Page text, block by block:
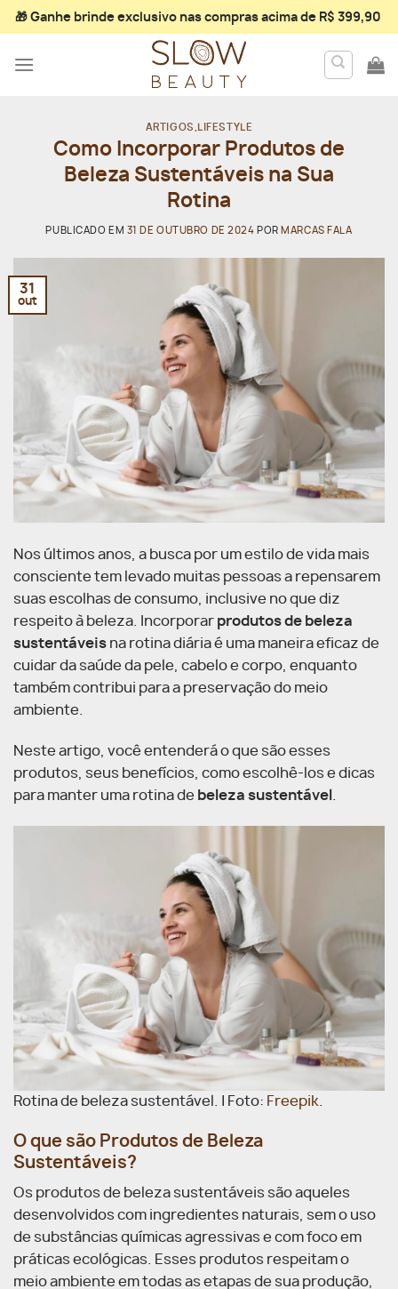
Skip
to
🎁 Ganhe brinde exclusivonas compras acima de R$ 399,90
ARTIGOS LIFESTYLE
Como Incorporar Produtos de
Beleza Sustentáveis na Sua
Rotina
PUBLICADO EM 31 DE OUTUBRO DE 2024 POR MARCAS FALA
31
out
Nos últimos anos, a busca por um estilo de vida mais
consciente tem levado muitas pessoas a repensarem
suas escolhas de consumo, inclusive no que diz
respeito à beleza. Incorporar produtos de beleza
sustentáveis na rotina diária é uma maneira eficaz de
cuidar da saúde da pele, cabelo e corpo, enquanto
também contribui para a preservação do meio
ambiente.
Neste artigo, você entenderá o que são esses
produtos, seus benefícios, como escolhê-los e dicas
para manter uma rotina de beleza sustentável
Rotina de beleza sustentável. | Foto: Freepik
O que são Produtos de Beleza
Sustentáveis?
Os produtos de beleza sustentáveis são aqueles
desenvolvidos com ingredientes naturais, sem o uso
de substâncias químicas agressivas e com foco em
práticas ecológicas. Esses produtos respeitam o
meio ambiente em todas as etapas de sua produção,